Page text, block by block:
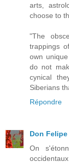
arts,
choose to
"The
trappings
own
do not
cynical
Siberians
Répondre
Don Felipe
On